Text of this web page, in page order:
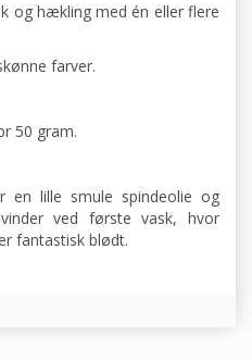
og hækling med én eller flere
farver.
50 gram.
en lille smule spindeolie og
ved første vask, hvor
fantastisk blødt.